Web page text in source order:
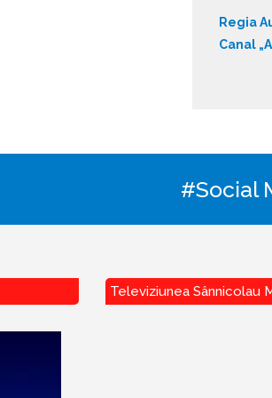
Regia
Canal
#Social
Televiziunea Sânnicolau